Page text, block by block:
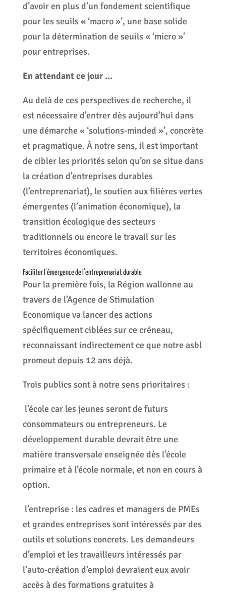
d’avoir en plus d’un fondement scientifique
pour les seuils « ‘macro »’, une base solide
pour la détermination de seuils « ‘micro »’
pour entreprises.
En attendant ce jour …
Au delà de ces perspectives de recherche, il
est nécessaire d’entrer dès aujourd’hui dans
une démarche « ‘solutions-minded »’, concrète
et pragmatique. À notre sens, il est important
de cibler les priorités selon qu’on se situe dans
la création d’entreprises durables
(l’entreprenariat), le soutien aux filières vertes
émergentes (l’animation économique), la
transition écologique des secteurs
traditionnels ou encore le travail sur les
territoires économiques.
Faciliter l’émergence de l’entreprenariat durable
Pour la première fois, la Région wallonne au
travers de l’Agence de Stimulation
Economique va lancer des actions
spécifiquement ciblées sur ce créneau,
reconnaissant indirectement ce que notre asbl
promeut depuis 12 ans déjà.
Trois publics sont à notre sens prioritaires :
l’école car les jeunes seront de futurs
consommateurs ou entrepreneurs. Le
développement durable devrait être une
matière transversale enseignée dès l’école
primaire et à l’école normale, et non en cours à
option.
l’entreprise : les cadres et managers de PMEs
et grandes entreprises sont intéressés par des
outils et solutions concrets. Les demandeurs
d’emploi et les travailleurs intéressés par
l’auto-création d’emploi devraient eux avoir
accès à des formations gratuites à